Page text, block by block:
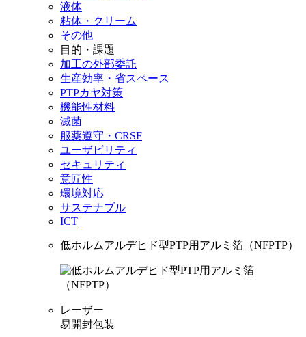
液体
粘体・クリーム
その他
目的・課題
加工の外部委託
生産効率・省スペース
PTPカヤ対策
機能性材料
滅菌
服薬遵守・CRSF
ユーザビリティ
セキュリティ
意匠性
環境対応
サステナブル
ICT
低ホルムアルデヒド型PTP用アルミ箔（NFPTP）
レーザー
易開封包装